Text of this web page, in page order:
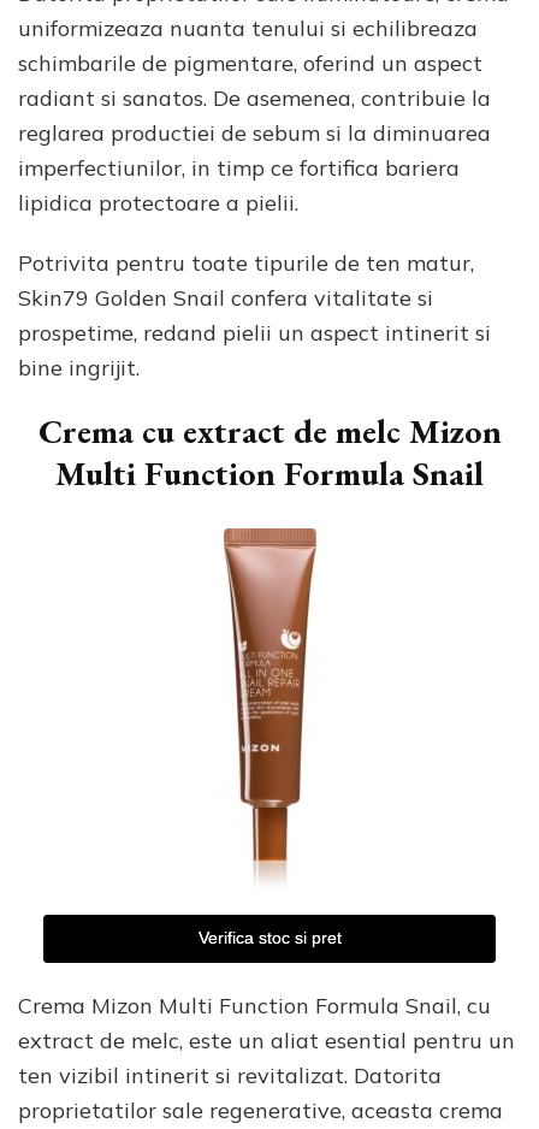
uniformizeaza nuanta tenului si echilibreaza
schimbarile de pigmentare, oferind un aspect
radiant si sanatos. De asemenea, contribuie la
reglarea productiei de sebum si la diminuarea
imperfectiunilor, in timp ce fortifica bariera
lipidica protectoare a pielii.
Potrivita pentru toate tipurile de ten matur,
Skin79 Golden Snail confera vitalitate si
prospetime, redand pielii un aspect intinerit si
bine ingrijit.
Crema cu extract de melc Mizon
Multi Function Formula Snail
Verifica stoc si pret
Crema Mizon Multi Function Formula Snail, cu
extract de melc, este un aliat esential pentru un
ten vizibil intinerit si revitalizat. Datorita
proprietatilor sale regenerative, aceasta crema